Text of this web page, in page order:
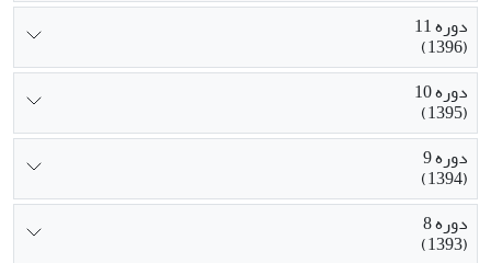
دوره 11
(1396)
دوره 10
(1395)
دوره 9
(1394)
دوره 8
(1393)